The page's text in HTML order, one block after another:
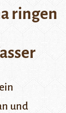
ringen
und